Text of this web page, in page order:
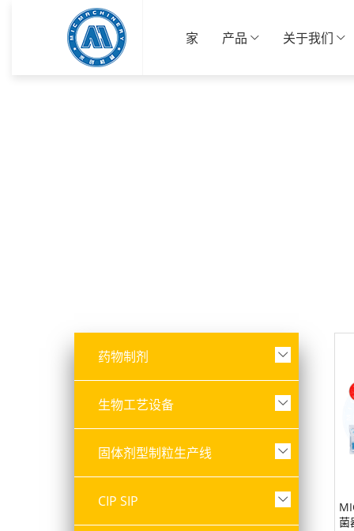
家 产品 关于我们
菌
药物制剂
生物工艺设备
固体剂型制粒生产线
CIP SIP